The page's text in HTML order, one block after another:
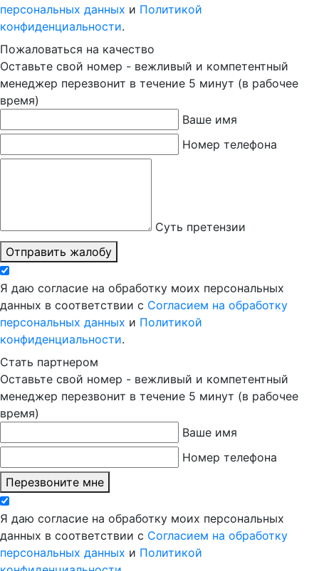
персональных данных и Политикой
конфиденциальности.
Пожаловаться на качество
Оставьте свой номер - вежливый и компетентный
менеджер перезвонит в течение 5 минут (в рабочее
время)
Ваше имя
Номер телефона
Суть претензии
Отправить жалобу
Я даю согласие на обработку моих персональных
данных в соответствии с Согласием на обработку
персональных данных и Политикой
конфиденциальности.
Стать партнером
Оставьте свой номер - вежливый и компетентный
менеджер перезвонит в течение 5 минут (в рабочее
время)
Ваше имя
Номер телефона
Перезвоните мне
Я даю согласие на обработку моих персональных
данных в соответствии с Согласием на обработку
персональных данных и Политикой